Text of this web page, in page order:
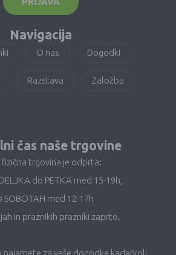
Navigacija
O nas Dogodki
Razstava Založba
čas naše trgovine
fizična trgovina je odprta:
do PETKA med 15-19h,
SOBOTAH med 12-17h
in praznikih prazniki zaprto.
za vaše dogodke kadarkoli.